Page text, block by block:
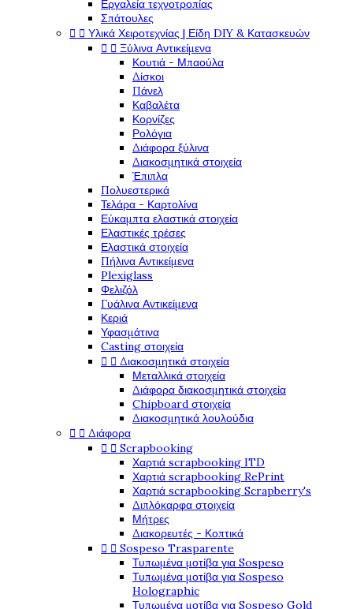
Εργαλεία τεχνοτροπίας
Σπάτουλες
  Υλικά Χειροτεχνίας | Είδη DIY & Κατασκευών
  Ξύλινα Αντικείμενα
Κουτιά - Μπαούλα
Δίσκοι
Πάνελ
Καβαλέτα
Κορνίζες
Ρολόγια
Διάφορα ξύλινα
Διακοσμητικά στοιχεία
Έπιπλα
Πολυεστερικά
Τελάρα - Καρτολίνα
Εύκαμπτα ελαστικά στοιχεία
Ελαστικές τρέσες
Ελαστικά στοιχεία
Πήλινα Αντικείμενα
Plexiglass
Φελιζόλ
Γυάλινα Αντικείμενα
Κεριά
Υφασμάτινα
Casting στοιχεία
  Διακοσμητικά στοιχεία
Μεταλλικά στοιχεία
Διάφορα διακοσμητικά στοιχεία
Chipboard στοιχεία
Διακοσμητικά λουλούδια
  Διάφορα
  Scrapbooking
Χαρτιά scrapbooking ITD
Χαρτιά scrapbooking RePrint
Χαρτιά scrapbooking Scrapberry's
Διπλόκαρφα στοιχεία
Μήτρες
Διακορευτές - Κοπτικά
  Sospeso Trasparente
Τυπωμένα μοτίβα για Sospeso
Τυπωμένα μοτίβα για Sospeso
Holographic
Τυπωμένα μοτίβα για Sospeso Gold